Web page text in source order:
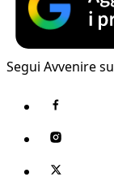
Segui Avvenire su